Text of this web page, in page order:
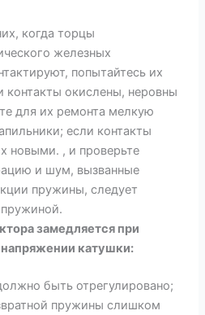
когда торцы
железных
попытайтесь их
контакты окислены, неровны
для их ремонта мелкую
если контакты
новыми. , и проверьте
и шум, вызванные
пружины, следует
замедляется при
катушки:
быть отрегулировано;
пружины слишком